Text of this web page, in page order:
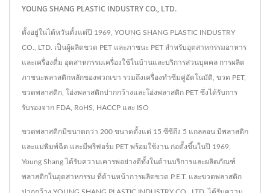
YOUNG SHANG PLASTIC INDUSTRY CO., LTD.
ตั้งอยู่ในไต้หวันตั้งแต่ปี 1969, YOUNG SHANG PLASTIC INDUSTRY
CO., LTD. เป็นผู้ผลิตขวด PET และภาชนะ PET สำหรับอุตสาหกรรมอาหาร
และเครื่องดื่ม อุตสาหกรรมเครื่องใช้ในบ้านและบริการส่วนบุคคล การผลิต
ภาชนะพลาสติกหลักของพวกเขา รวมถึงเครื่องทำซีมคู่อัตโนมัติ, ขวด PET,
ขวดพลาสติก, โอ่งพลาสติกปากกว้างและโอ่งพลาสติก PET ซึ่งได้รับการ
รับรองจาก FDA, RoHS, HACCP และ ISO
ขวดพลาสติกมีขนาดกว่า 200 ขนาดตั้งแต่ 15 ซีซีถึง 5 แกลลอน มีพลาสติก
และแม่พิมพ์ฉีด และมีพรีฟอร์ม PET พร้อมใช้งาน ก่อตั้งขึ้นในปี 1969,
Young Shang ได้รับความเคารพอย่างดีทั้งในด้านบริการและผลิตภัณฑ์
พลาสติกในอุตสาหกรรม ที่ด้านหน้าการผลิตขวด P.E.T. และขวดพลาสติก